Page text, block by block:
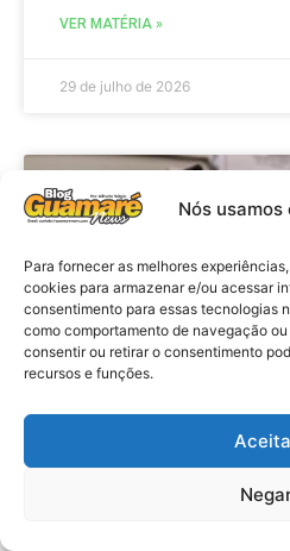
Nós usamos
Para fornecer as melhores
cookies para armazenar e/ou acessar
consentimento para essas tecnologias
como comportamento de navegação
consentir ou retirar o consentimento
recursos e funções.
VER MATÉRIA »
29 de julho de 2026
Economia: Prazo
Programa